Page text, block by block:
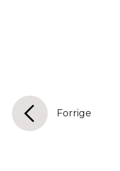
Forrige